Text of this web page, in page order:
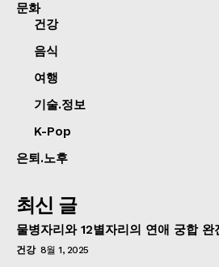
문화
건강
음식
여행
기술.정보
K-Pop
은퇴.노후
최신 글
물병자리와 12별자리의 연애 궁합 완
건강 8월 1, 2025